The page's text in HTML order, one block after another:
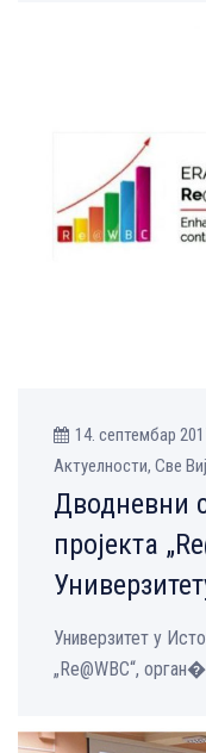
14. септембар
Aктуелности, Све
Дводневни
пројекта
Универзитет у
„Rе@WBC“, орган�...